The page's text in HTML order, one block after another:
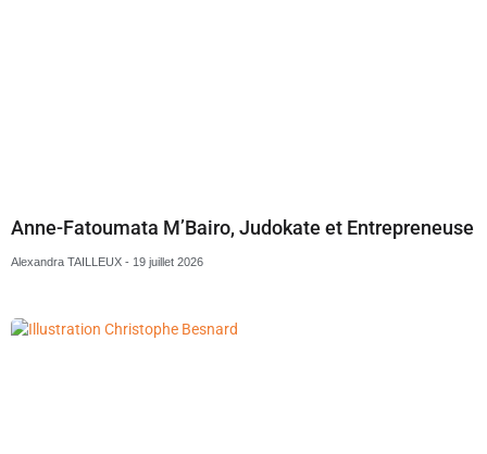
Anne-Fatoumata M’Bairo, Judokate et Entrepreneuse
Alexandra TAILLEUX 19 juillet 2026